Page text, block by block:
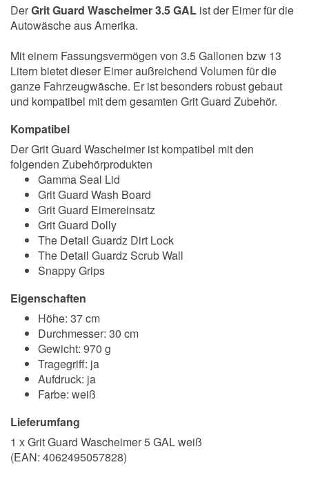
DerGrit Guard Wascheimer 3.5 GAL ist der Eimer für die
Autowäsche aus Amerika.
Mit einem Fassungsvermögen von 3.5 Gallonen bzw 13
Litern bietet dieser Eimer außreichend Volumen für die
ganze Fahrzeugwäsche. Er ist besonders robust gebaut
und kompatibel mit dem gesamten Grit Guard Zubehör.
Kompatibel
Der Grit Guard Wascheimer ist kompatibel mit den
folgenden Zubehörprodukten
Gamma Seal Lid
Grit Guard Wash Board
Grit Guard Eimereinsatz
Grit Guard Dolly
The Detail Guardz Dirt Lock
The Detail Guardz Scrub Wall
Snappy Grips
Eigenschaften
Höhe: 37 cm
Durchmesser: 30 cm
Gewicht: 970 g
Tragegriff: ja
Aufdruck: ja
Farbe: weiß
Lieferumfang
1 x Grit Guard Wascheimer 5 GAL weiß
(EAN: 4062495057828)